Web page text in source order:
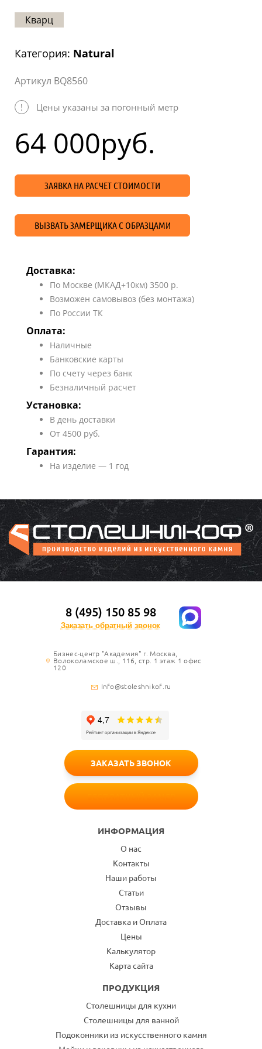
Карта
Кварц
Категория: Natural
Артикул BQ8560
! Цены указаны за погонный метр
64 000руб.
ЗАЯВКА НА РАСЧЕТ СТОИМОСТИ
ВЫЗВАТЬ ЗАМЕРЩИКА С ОБРАЗЦАМИ
Доставка:
По Москве (МКАД+10км) 3500 р.
Возможен самовывоз (без монтажа)
По России ТК
Оплата:
Наличные
Банковские карты
По счету через банк
Безналичный расчет
Установка:
В день доставки
От 4500 руб.
Гарантия:
На изделие — 1 год
8 (495) 150 85 98
Заказать обратный звонок
Бизнес-центр "Академия" г. Москва,
Волоколамское ш., 116, стр. 1 этаж 1 офис
120
Info@stoleshnikof.ru
ИНФОРМАЦИЯ
О нас
Контакты
Наши работы
Статьи
Отзывы
Доставка и Оплата
Цены
Калькулятор
Карта сайта
ПРОДУКЦИЯ
Столешницы для кухни
Столешницы для ванной
Подоконники из искусственного камня
ЗАКАЗАТЬ ЗВОНОК